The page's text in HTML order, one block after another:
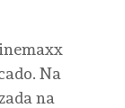
Na
na